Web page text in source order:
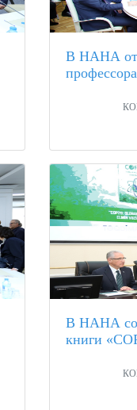
В НАНА
В НАНА
книги